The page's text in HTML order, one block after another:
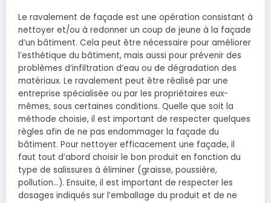
Le ravalement de façade est une opération consistant à
nettoyer et/ou à redonner un coup de jeune à la façade
d’un bâtiment. Cela peut être nécessaire pour améliorer
l’esthétique du bâtiment, mais aussi pour prévenir des
problèmes d’infiltration d’eau ou de dégradation des
matériaux. Le ravalement peut être réalisé par une
entreprise spécialisée ou par les propriétaires eux-
mêmes, sous certaines conditions. Quelle que soit la
méthode choisie, il est important de respecter quelques
règles afin de ne pas endommager la façade du
bâtiment. Pour nettoyer efficacement une façade, il
faut tout d’abord choisir le bon produit en fonction du
type de salissures à éliminer (graisse, poussière,
pollution…). Ensuite, il est important de respecter les
dosages indiqués sur l’emballage du produit et de ne